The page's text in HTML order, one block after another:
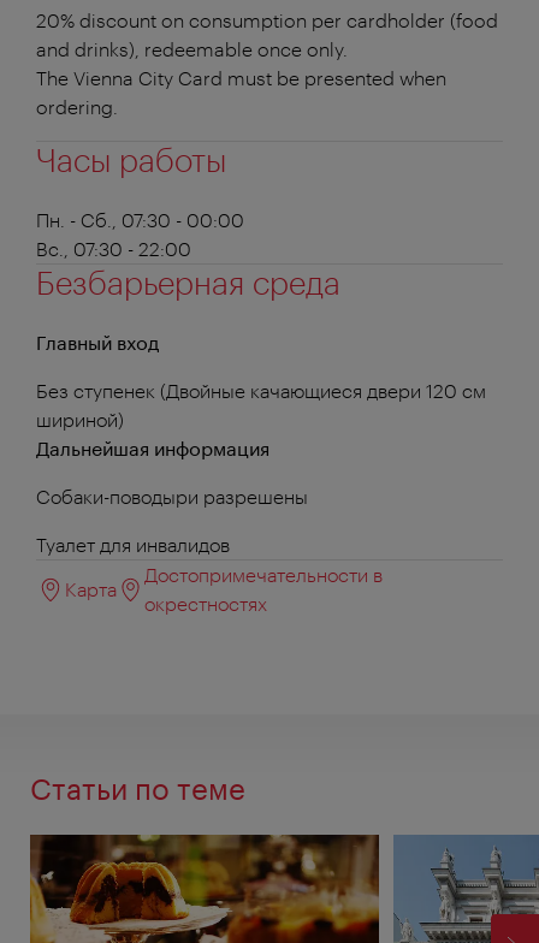
20% discount on consumption per cardholder (food
and drinks), redeemable once only.
The Vienna City Card must be presented when
ordering.
Часы работы
Пн. - Сб., 07:30 - 00:00
Вс., 07:30 - 22:00
Безбарьерная среда
Главный вход
Без ступенек (Двойные качающиеся двери 120 см
шириной)
Дальнейшая информация
Собаки-поводыри разрешены
Туалет для инвалидов
Карта
Достопримечательности в
окрестностях
Статьи по теме